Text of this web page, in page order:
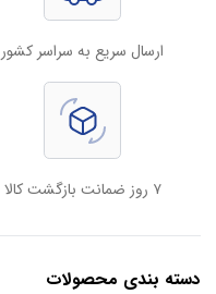
ارسال سریع به سراسر کشور
۷ روز ضمانت بازگشت کالا
دسته بندی محصولات